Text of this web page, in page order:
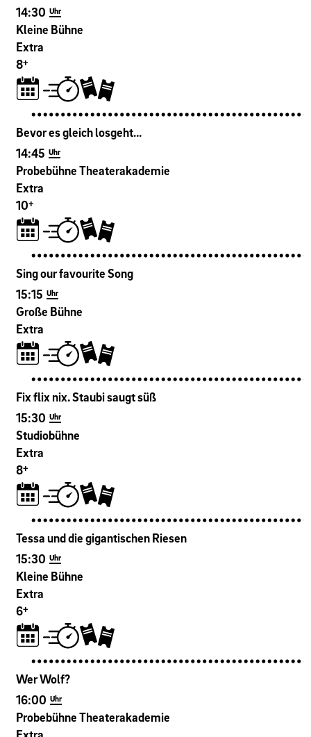
14:30 Uhr
8+
Kleine Bühne
Extra
Bevor es gleich losgeht…
14:45 Uhr
10+
Probebühne Theaterakademie
Extra
Sing our favourite Song
15:15 Uhr
Große Bühne
Extra
Fix flix nix. Staubi saugt süß
15:30 Uhr
8+
Studiobühne
Extra
Tessa und die gigantischen Riesen
15:30 Uhr
6+
Kleine Bühne
Extra
Wer Wolf?
16:00 Uhr
Probebühne Theaterakademie